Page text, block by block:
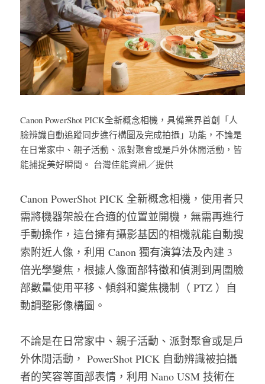
Canon PowerShot PICK全新概念相機，具備業界首創「人
臉辨識自動追蹤同步進行構圖及完成拍攝」功能，不論是
在日常家中、親子活動、派對聚會或是戶外休閒活動，皆
能捕捉美好瞬間。 台灣佳能資訊／提供
Canon PowerShot PICK 全新概念相機，使用者只
需將機器架設在合適的位置並開機，無需再進行
手動操作，這台擁有攝影基因的相機就能自動搜
索附近人像，利用 Canon 獨有演算法及內建 3
倍光學變焦，根據人像面部特徵和偵測到周圍臉
部數量使用平移、傾斜和變焦機制（ PTZ ）自
動調整影像構圖。
不論是在日常家中、親子活動、派對聚會或是戶
外休閒活動， PowerShot PICK 自動辨識被拍攝
者的笑容等面部表情，利用 Nano USM 技術在